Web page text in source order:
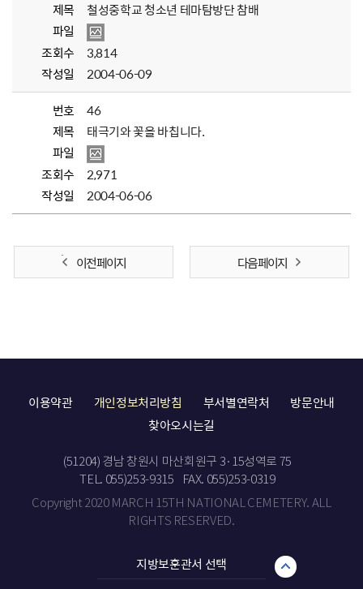
제목
철성중학교 청소년 테마탐방단 참배
파일
조회수
3,814
작성일
2004-06-09
번호
46
제목
태극기와 꽃을 바칩니다.
파일
조회수
2,971
작성일
2004-06-06
이전 페이지 다음 페이지
이용약관 개인정보처리방침 부서별연락처
방문안내
찾아오시는길
(51204) 경남 창원시 마산회원구 3·15성역로 75
TEL. 055)253-9315
FAX. 055)253-0319
Copyright 2020 MARCH 15TH NATIONAL CEMETERY. ALL
RIGHTS RESERVED.
지방보훈관서 선택